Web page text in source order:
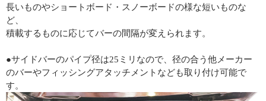
長いものやショートボード・スノーボードの様な短いものな
ど、
積載するものに応じてバーの間隔が変えられます。
●サイドバーのパイプ径は25ミリなので、径の合う他メーカー
のバーやフィッシングアタッチメントなども取り付け可能で
す。